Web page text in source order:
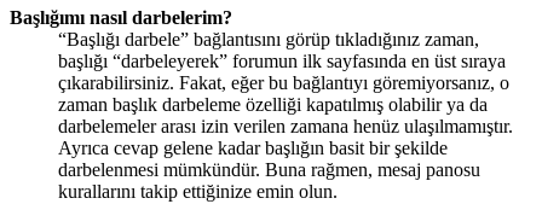
Başlığımı nasıl darbelerim?
“Başlığı darbele” bağlantısını görüp tıkladığınız zaman,
başlığı “darbeleyerek” forumun ilk sayfasında en üst sıraya
çıkarabilirsiniz. Fakat, eğer bu bağlantıyı göremiyorsanız, o
zaman başlık darbeleme özelliği kapatılmış olabilir ya da
darbelemeler arası izin verilen zamana henüz ulaşılmamıştır.
Ayrıca cevap gelene kadar başlığın basit bir şekilde
darbelenmesi mümkündür. Buna rağmen, mesaj panosu
kurallarını takip ettiğinize emin olun.